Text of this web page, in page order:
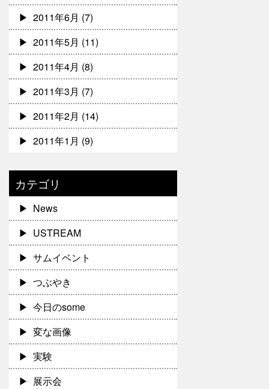
2011年6月 (7)
2011年5月 (11)
2011年4月 (8)
2011年3月 (7)
2011年2月 (14)
2011年1月 (9)
カテゴリ
News
USTREAM
サムイベント
つぶやき
今日のsome
変な画像
実験
展示会